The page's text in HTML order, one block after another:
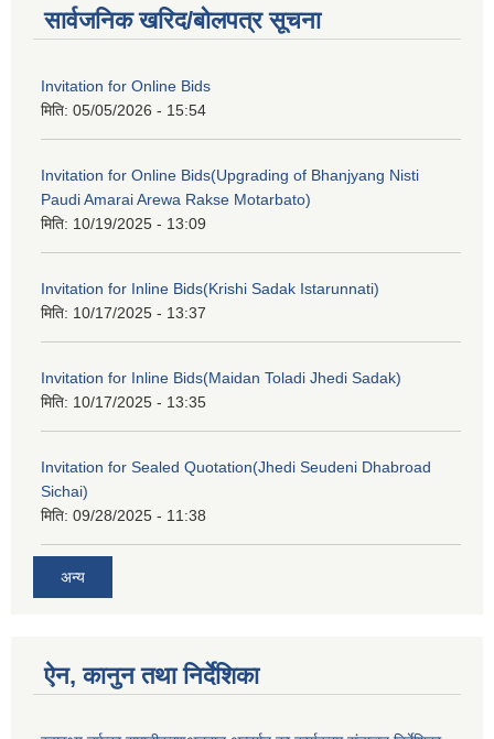
सार्वजनिक खरिद/बोलपत्र सूचना
Invitation for Online Bids
मिति: 05/05/2026 - 15:54
Invitation for Online Bids(Upgrading of Bhanjyang Nisti
Paudi Amarai Arewa Rakse Motarbato)
मिति: 10/19/2025 - 13:09
Invitation for Inline Bids(Krishi Sadak Istarunnati)
मिति: 10/17/2025 - 13:37
Invitation for Inline Bids(Maidan Toladi Jhedi Sadak)
मिति: 10/17/2025 - 13:35
Invitation for Sealed Quotation(Jhedi Seudeni Dhabroad
Sichai)
मिति: 09/28/2025 - 11:38
अन्य
ऐन, कानुन तथा निर्देशिका